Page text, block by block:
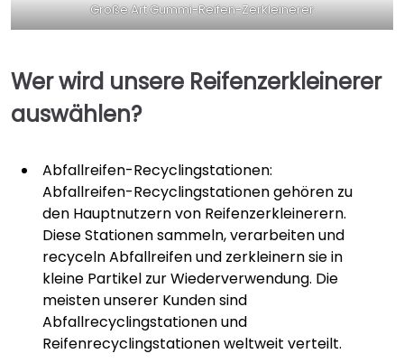
Große Art Gummi-Reifen-Zerkleinerer
Wer wird unsere Reifenzerkleinerer
auswählen?
Abfallreifen-Recyclingstationen:
Abfallreifen-Recyclingstationen gehören zu
den Hauptnutzern von Reifenzerkleinerern.
Diese Stationen sammeln, verarbeiten und
recyceln Abfallreifen und zerkleinern sie in
kleine Partikel zur Wiederverwendung. Die
meisten unserer Kunden sind
Abfallrecyclingstationen und
Reifenrecyclingstationen weltweit verteilt.